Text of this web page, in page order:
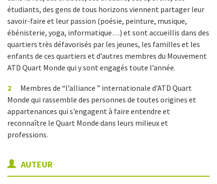
étudiants, des gens de tous horizons viennent partager leur
savoir-faire et leur passion (poésie, peinture, musique,
ébénisterie, yoga, informatique…) et sont accueillis dans des
quartiers très défavorisés par les jeunes, les familles et les
enfants de ces quartiers et d’autres membres du Mouvement
ATD Quart Monde qui y sont engagés toute l’année.
2
Membres de “l’alliance ” internationale d’ATD Quart
Monde qui rassemble des personnes de toutes origines et
appartenances qui s’engagent à faire entendre et
reconnaître le Quart Monde dans leurs milieux et
professions.
AUTEUR